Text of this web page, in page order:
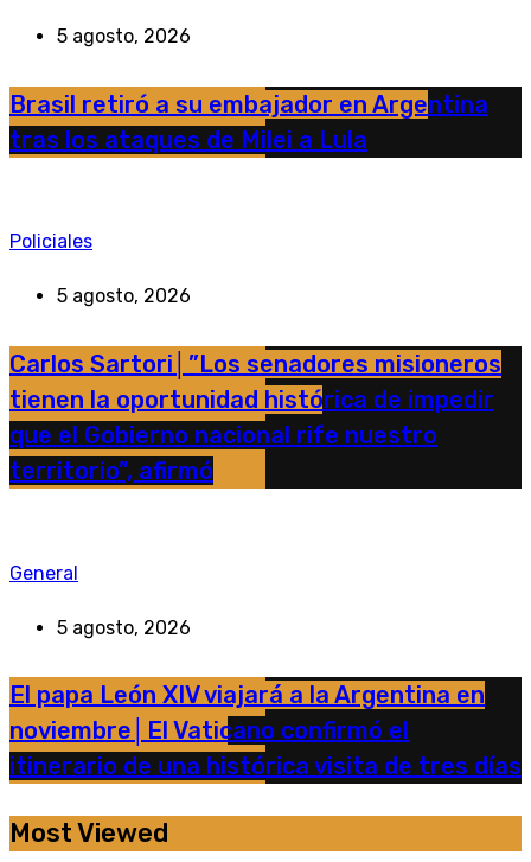
5 agosto, 2026
Brasil retiró a su embajador en Argentina
tras los ataques de Milei a Lula
Policiales
5 agosto, 2026
Carlos Sartori│”Los senadores misioneros
tienen la oportunidad histórica de impedir
que el Gobierno nacional rife nuestro
territorio”, afirmó
General
5 agosto, 2026
El papa León XIV viajará a la Argentina en
noviembre│El Vaticano confirmó el
itinerario de una histórica visita de tres días
Most Viewed